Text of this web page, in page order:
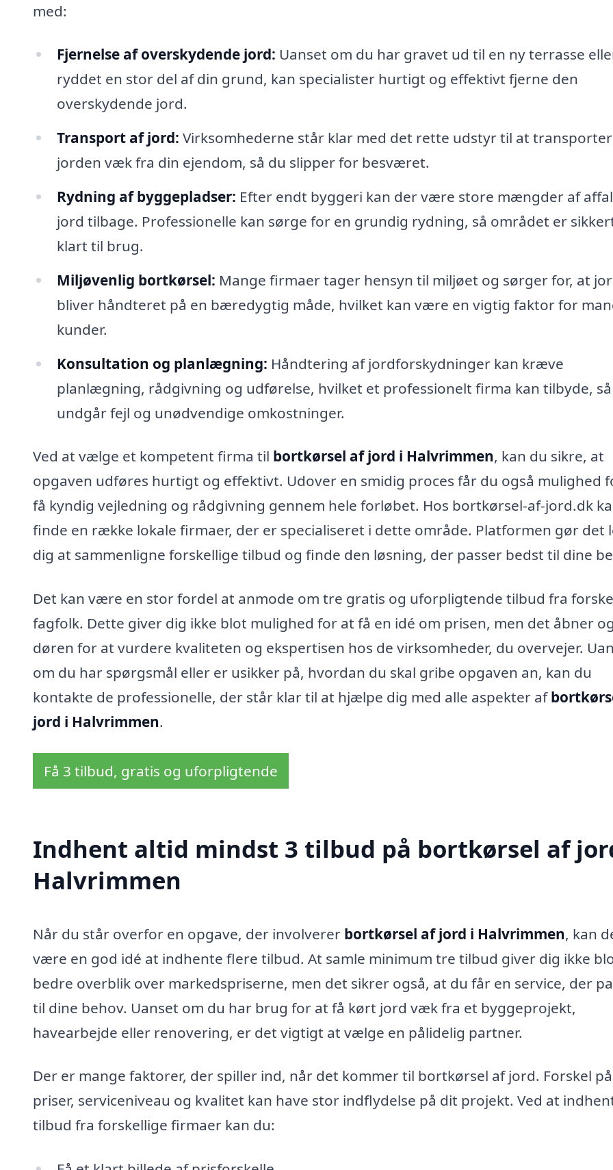
med:
Fjernelse af overskydende jord: Uanset om du har gravet ud til en ny terrasse
ryddet en stor del af din grund, kan specialister hurtigt og effektivt fjerne den
overskydende jord.
Transport af jord: Virksomhederne står klar med det rette udstyr til at
jorden væk fra din ejendom, så du slipper for besværet.
Rydning af byggepladser: Efter endt byggeri kan der være store mængder af
jord tilbage. Professionelle kan sørge for en grundig rydning, så området er
klart til brug.
Miljøvenlig bortkørsel: Mange firmaer tager hensyn til miljøet og sørger for, at
bliver håndteret på en bæredygtig måde, hvilket kan være en vigtig faktor for
kunder.
Konsultation og planlægning: Håndtering af jordforskydninger kan kræve
planlægning, rådgivning og udførelse, hvilket et professionelt firma kan tilbyde,
undgår fejl og unødvendige omkostninger.
Ved at vælge et kompetent firma til bortkørsel af jord i Halvrimmen, kan du sikre, at
opgaven udføres hurtigt og effektivt. Udover en smidig proces får du også mulighed
få kyndig vejledning og rådgivning gennem hele forløbet. Hos bortkørsel-af-jord.dk
finde en række lokale firmaer, der er specialiseret i dette område. Platformen gør det
dig at sammenligne forskellige tilbud og finde den løsning, der passer bedst til dine
Det kan være en stor fordel at anmode om tre gratis og uforpligtende tilbud fra
fagfolk. Dette giver dig ikke blot mulighed for at få en idé om prisen, men det åbner
døren for at vurdere kvaliteten og ekspertisen hos de virksomheder, du overvejer.
om du har spørgsmål eller er usikker på, hvordan du skal gribe opgaven an, kan du
kontakte de professionelle, der står klar til at hjælpe dig med alle aspekter af
jord i Halvrimmen.
Få 3 tilbud, gratis og uforpligtende
Indhent altid mindst 3 tilbud på bortkørsel af
Halvrimmen
Når du står overfor en opgave, der involverer bortkørsel af jord i Halvrimmen, kan
være en god idé at indhente flere tilbud. At samle minimum tre tilbud giver dig ikke
bedre overblik over markedspriserne, men det sikrer også, at du får en service, der
til dine behov. Uanset om du har brug for at få kørt jord væk fra et byggeprojekt,
havearbejde eller renovering, er det vigtigt at vælge en pålidelig partner.
Der er mange faktorer, der spiller ind, når det kommer til bortkørsel af jord. Forskel på
priser, serviceniveau og kvalitet kan have stor indflydelse på dit projekt. Ved at
tilbud fra forskellige firmaer kan du: